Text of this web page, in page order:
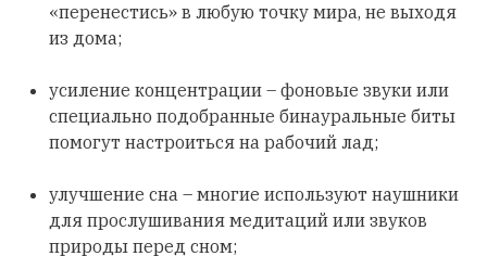
«перенестись» в любую точку мира, не выходя
из дома;
усиление концентрации – фоновые звуки или
специально подобранные бинауральные биты
помогут настроиться на рабочий лад;
улучшение сна – многие используют наушники
для прослушивания медитаций или звуков
природы перед сном;